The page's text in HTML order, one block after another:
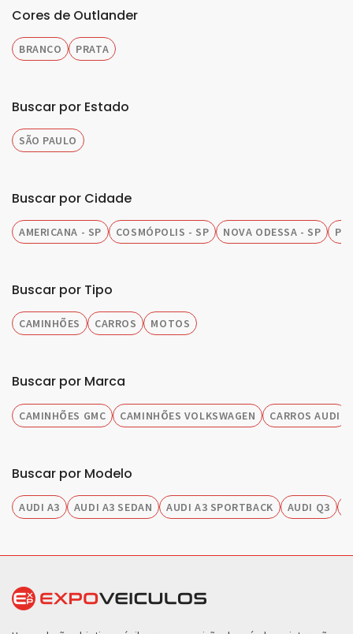
Cores de Outlander
BRANCO PRATA
Buscar por Estado
SÃO PAULO
Buscar por Cidade
AMERICANA - SP COSMÓPOLIS - SP NOVA ODESSA - SP
Buscar por Tipo
CAMINHÕES CARROS MOTOS
Buscar por Marca
CAMINHÕES GMC CAMINHÕES VOLKSWAGEN CARROS AUDI
Buscar por Modelo
AUDI A3 AUDI A3 SEDAN AUDI A3 SPORTBACK AUDI Q3